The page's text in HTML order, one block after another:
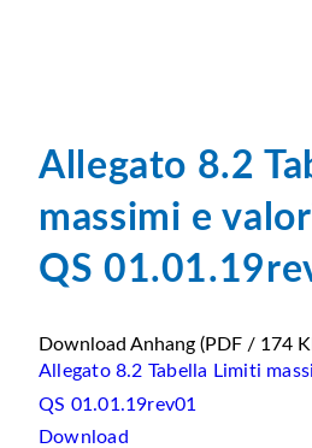
Allegato 8.2
massimi e
QS
Download Anhang (PDF / 174
Allegato 8.2 Tabella Limiti
QS 01.01.19rev01
Download